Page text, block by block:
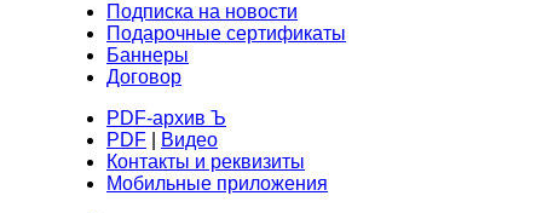
Подписка на новости
Подарочные сертификаты
Баннеры
Договор
PDF-архив Ъ
PDF
Видео
Контакты и реквизиты
Мобильные приложения